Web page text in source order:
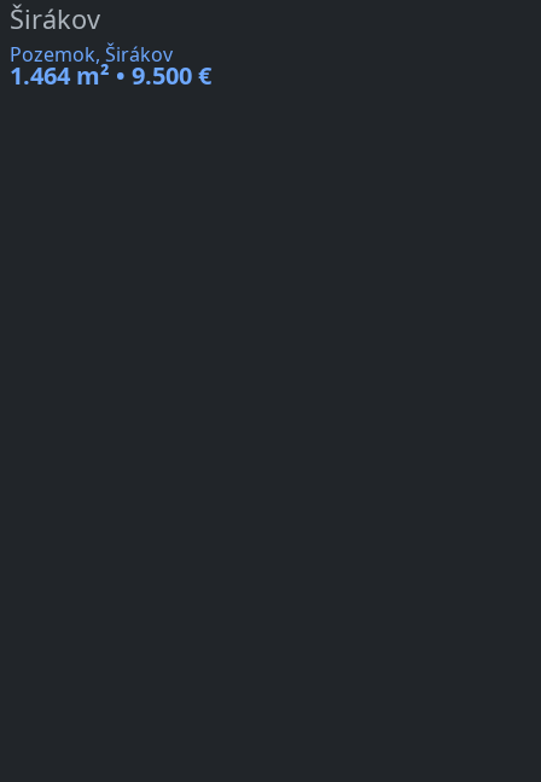
Širákov
Pozemok, Širákov
1.464 m² • 9.500 €